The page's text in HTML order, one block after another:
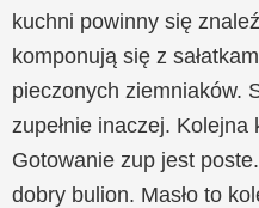
kuchni powinny się
komponują się z
pieczonych ziemniaków.
zupełnie inaczej. Kolejna
Gotowanie zup jest
dobry bulion. Masło to